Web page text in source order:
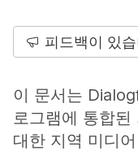
피드백이 있
이 문서는
로그램에 통합된
대한 지역 미디